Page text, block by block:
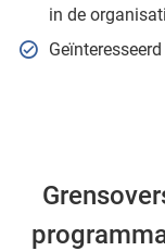
in de